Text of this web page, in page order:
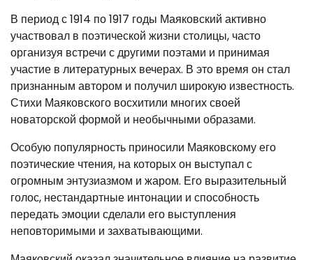
В период с 1914 по 1917 годы Маяковский активно
участвовал в поэтической жизни столицы, часто
организуя встречи с другими поэтами и принимая
участие в литературных вечерах. В это время он стал
признанным автором и получил широкую известность.
Стихи Маяковского восхитили многих своей
новаторской формой и необычными образами.
Особую популярность приносили Маяковскому его
поэтические чтения, на которых он выступал с
огромным энтузиазмом и жаром. Его выразительный
голос, нестандартные интонации и способность
передать эмоции сделали его выступления
неповторимыми и захватывающими.